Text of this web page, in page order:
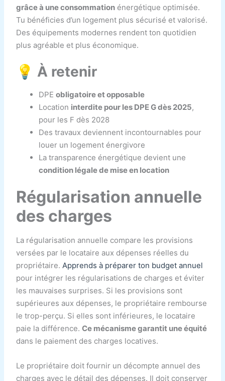
grâce à une consommation énergétique optimisée.
Tu bénéficies d’un logement plus sécurisé et valorisé.
Des équipements modernes rendent ton quotidien
plus agréable et plus économique.
💡 À retenir
DPEobligatoire et opposable
Location interdite pour les DPE G dès 2025,
pour les F dès 2028
Des travaux deviennent incontournables pour
louer un logement énergivore
La transparence énergétique devient une
condition légale de mise en location
Régularisation annuelle
des charges
La régularisation annuelle compare les provisions
versées par le locataire aux dépenses réelles du
propriétaire.Apprends à préparer ton budget annuel
pour intégrer les régularisations de charges et éviter
les mauvaises surprises. Si les provisions sont
supérieures aux dépenses, le propriétaire rembourse
le trop-perçu. Si elles sont inférieures, le locataire
paie la différence.Ce mécanisme garantit une équité
dans le paiement des charges locatives.
Le propriétaire doit fournir un décompte annuel des
charges avec le détail des dépenses. Il doit conserver